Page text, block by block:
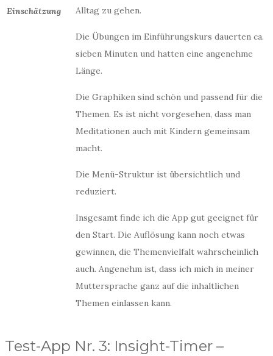
Einschätzung
Alltag zu gehen.
Die Übungen im Einführungskurs dauerten ca.
sieben Minuten und hatten eine angenehme
Länge.
Die Graphiken sind schön und passend für die
Themen. Es ist nicht vorgesehen, dass man
Meditationen auch mit Kindern gemeinsam
macht.
Die Menü-Struktur ist übersichtlich und
reduziert.
Insgesamt finde ich die App gut geeignet für
den Start. Die Auflösung kann noch etwas
gewinnen, die Themenvielfalt wahrscheinlich
auch. Angenehm ist, dass ich mich in meiner
Muttersprache ganz auf die inhaltlichen
Themen einlassen kann.
Test-App Nr. 3: Insight-Timer –